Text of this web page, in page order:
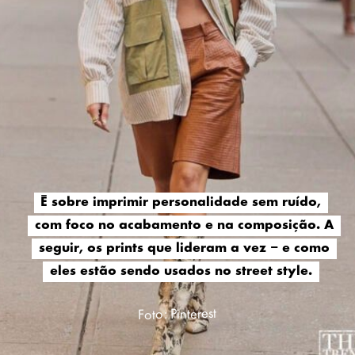
É sobre imprimir personalidade sem ruído,
com foco no acabamento e na composição. A
seguir, os prints que lideram a vez – e como
eles estão sendo usados no street style.
É sobre imprimir personalidade sem ruído,
com foco no acabamento e na composição. A
seguir, os prints que lideram a vez – e como
eles estão sendo usados no street style.
Foto: Pinterest